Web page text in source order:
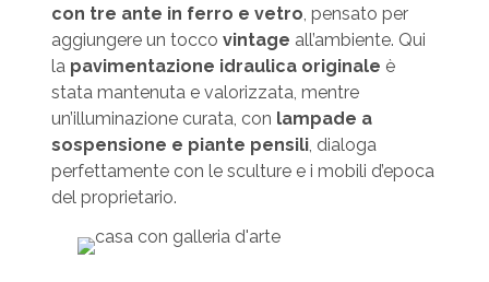
con tre ante in ferro e vetro, pensato per
aggiungere un tocco vintage all’ambiente. Qui
la pavimentazione idraulica originale è
stata mantenuta e valorizzata, mentre
un’illuminazione curata, con lampade a
sospensione e piante pensili, dialoga
perfettamente con le sculture e i mobili d’epoca
del proprietario.